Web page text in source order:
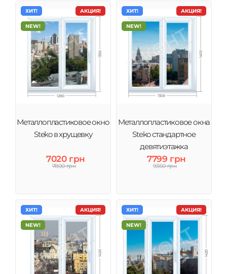
АКЦИЯ!
ХИТ!
NEW!
Металлопластиковое окно
Steko в хрущевку
7020 грн
7800 грн
АКЦИЯ!
ХИТ!
NEW!
Металлопластиковое окна
Steko стандартное
девятиэтажка
7799 грн
9360 грн
АКЦИЯ!
ХИТ!
NEW!
АКЦИЯ!
ХИТ!
NEW!